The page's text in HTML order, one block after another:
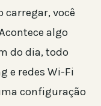
carregar, você
algo
do dia, todo
e redes Wi-Fi
configuração